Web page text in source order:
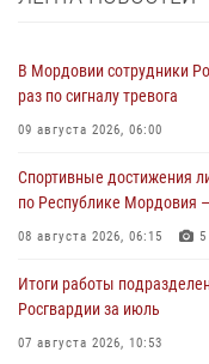
В Мордовии сотрудники
раз по сигналу тревога
09 августа 2026, 06:00
Спортивные достижения
по Республике Мордовия
08 августа 2026, 06:15 5
Итоги работы
Росгвардии за июль
07 августа 2026, 10:53